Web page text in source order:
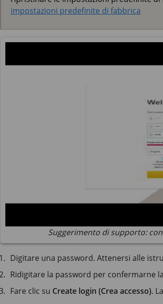
impostazioni predefinite di fabbrica
Suggerimento di supporto:
Digitare una password. Attenersi alle
Ridigitare la password per confermarne
Fare clic su Create login (Crea accesso).